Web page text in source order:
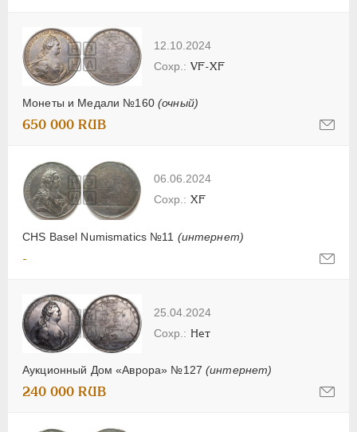
12.10.2024
Монеты и Медали №160 (очный)
VF-XF
650 000 RUB
06.06.2024
CHS Basel Numismatics №11 (интернет)
XF
-
25.04.2024
Аукционный Дом «Аврора» №127(интернет)
Нет
240 000 RUB